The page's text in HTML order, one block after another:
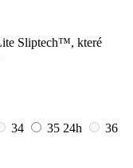
Sliptech™, které
34 35 24h
36